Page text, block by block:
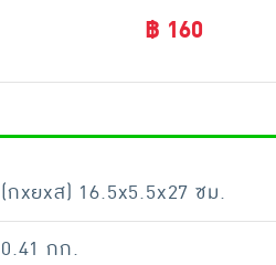
฿ 160
(กxยxส) 16.5x5.5x27 ซม.
0.41 กก.